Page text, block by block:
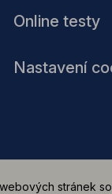
Online testy
Nastavení
stránek